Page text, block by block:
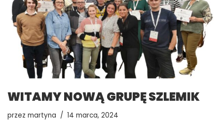
WITAMY NOWĄ GRUPĘ SZLEMIK
przez martyna 14 marca, 2024